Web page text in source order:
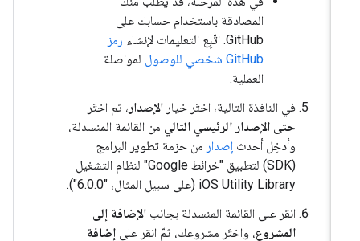
المصادقة باستخدام حسابك على
GitHub. اتّبِع التعليمات لإنشاء
رمز
GitHub شخصي للوصول
لمواصلة
العملية.
في النافذة التالية، اختَر خيارالإصدار، ثم اختَر
حتى الإصدار الرئيسي التاليمن القائمة المنسدلة،
وأدخِل أحدثإصدارمن حزمة تطوير البرامج
(SDK) لتطبيق "خرائط Google" لنظام التشغيل
iOS Utility Library (على سبيل المثال، "6.0.0").
انقر على القائمة المنسدلة بجانبالإضافة إلى
المشروع، واختَر مشروعك، ثمّ انقر علىإضافة